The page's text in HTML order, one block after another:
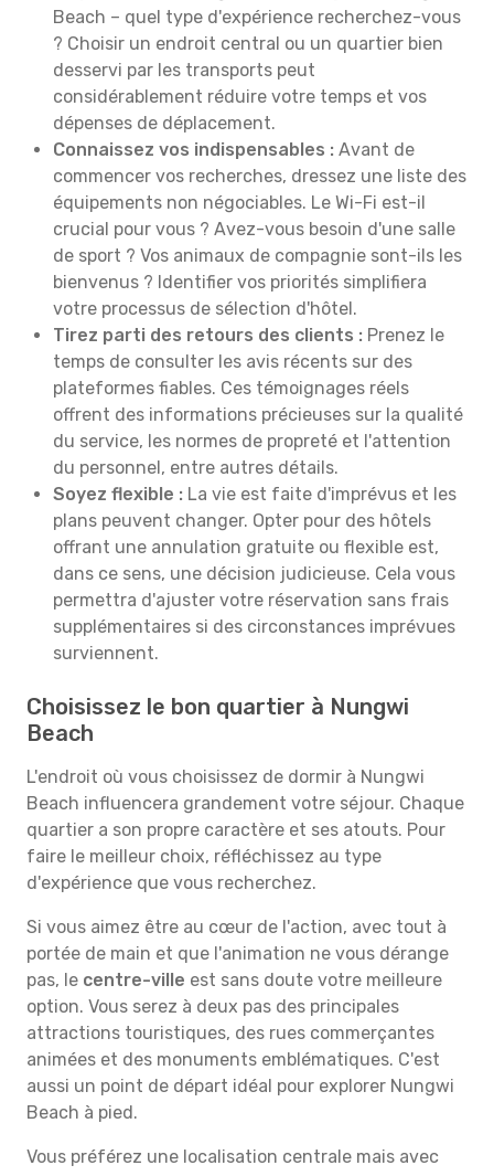
Beach – quel type d'expérience recherchez-vous
? Choisir un endroit central ou un quartier bien
desservi par les transports peut
considérablement réduire votre temps et vos
dépenses de déplacement.
Connaissez vos indispensables : Avant de
commencer vos recherches, dressez une liste des
équipements non négociables. Le Wi-Fi est-il
crucial pour vous ? Avez-vous besoin d'une salle
de sport ? Vos animaux de compagnie sont-ils les
bienvenus ? Identifier vos priorités simplifiera
votre processus de sélection d'hôtel.
Tirez parti des retours des clients : Prenez le
temps de consulter les avis récents sur des
plateformes fiables. Ces témoignages réels
offrent des informations précieuses sur la qualité
du service, les normes de propreté et l'attention
du personnel, entre autres détails.
Soyez flexible : La vie est faite d'imprévus et les
plans peuvent changer. Opter pour des hôtels
offrant une annulation gratuite ou flexible est,
dans ce sens, une décision judicieuse. Cela vous
permettra d'ajuster votre réservation sans frais
supplémentaires si des circonstances imprévues
surviennent.
Choisissez le bon quartier à Nungwi
Beach
L'endroit où vous choisissez de dormir à Nungwi
Beach influencera grandement votre séjour. Chaque
quartier a son propre caractère et ses atouts. Pour
faire le meilleur choix, réfléchissez au type
d'expérience que vous recherchez.
Si vous aimez être au cœur de l'action, avec tout à
portée de main et que l'animation ne vous dérange
pas, le centre-ville est sans doute votre meilleure
option. Vous serez à deux pas des principales
attractions touristiques, des rues commerçantes
animées et des monuments emblématiques. C'est
aussi un point de départ idéal pour explorer Nungwi
Beach à pied.
Vous préférez une localisation centrale mais avec